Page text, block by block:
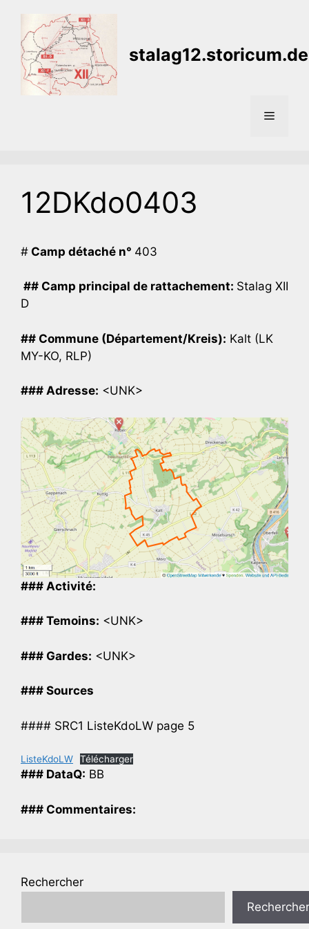
contenu
stalag12.storicum.de
Menu
12DKdo0403
# Camp détaché n° 403
## Camp principal de rattachement: Stalag XII
D
## Commune (Département/Kreis): Kalt (LK
MY-KO, RLP)
### Adresse: <UNK>
### Activité:
### Temoins: <UNK>
### Gardes: <UNK>
### Sources
#### SRC1 ListeKdoLW page 5
ListeKdoLW Télécharger
### DataQ: BB
### Commentaires:
Rechercher
Rechercher